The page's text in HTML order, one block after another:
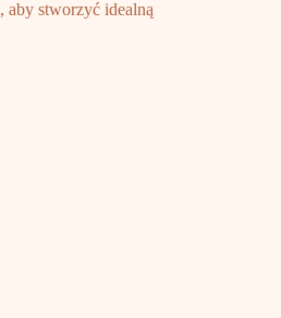
aby stworzyć idealną